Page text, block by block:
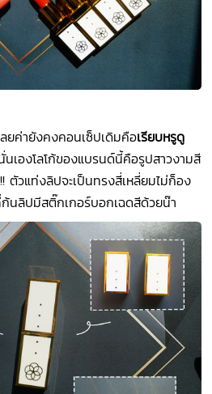
ค่ายังคงคอนเซ็ปเดิมคือเรียบหรูดู
เองโลโก้ของแบรนด์นี้คือรูปสาวงามสี
ตัวแท่งลิปจะเป็นทรงสี่เหลี่ยมไม่ก็อง
นลิปมีสติ๊กเกอร์บอกเฉดสีด้วยน๊า